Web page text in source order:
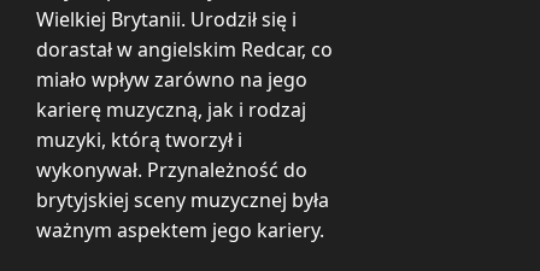
Wielkiej Brytanii. Urodził się i
dorastał w angielskim Redcar, co
miało wpływ zarówno na jego
karierę muzyczną, jak i rodzaj
muzyki, którą tworzył i
wykonywał. Przynależność do
brytyjskiej sceny muzycznej była
ważnym aspektem jego kariery.